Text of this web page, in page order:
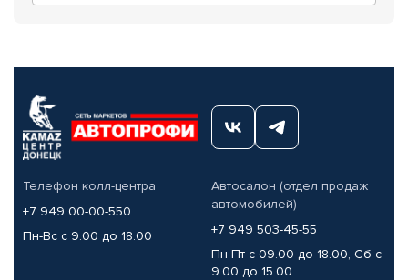
Телефон колл-центра
+7 949 00-00-550
Пн-Вс с 9.00 до 18.00
Автосалон (отдел продаж
автомобилей)
+7 949 503-45-55
Пн-Пт с 09.00 до 18.00, Сб с
9.00 до 15.00